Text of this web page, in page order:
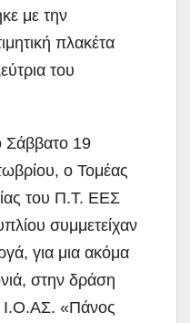
με την
πλακέτα
του
Σάββατο 19
ο Τομέας
του Π.Τ. ΕΕΣ
συμμετείχαν
για μια ακόμα
στην δράση
Ι.Ο.ΑΣ. «Πάνος